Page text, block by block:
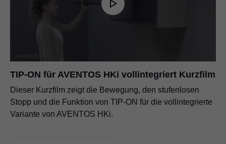
TIP-ON für AVENTOS HKi vollintegriert Kurzfilm
Dieser Kurzfilm zeigt die Bewegung, den stufenlosen
Stopp und die Funktion von TIP-ON für die vollintegrierte
Variante von AVENTOS HKi.